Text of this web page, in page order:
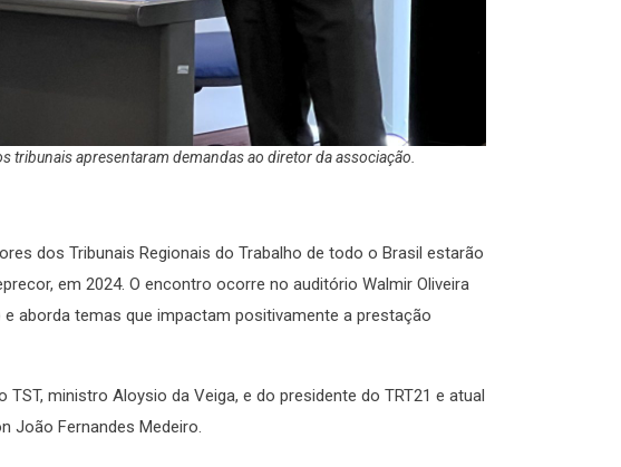
tribunais apresentaram demandas ao diretor da associação.
dos Tribunais Regionais do Trabalho de todo o Brasil estarão
em 2024. O encontro ocorre no auditório Walmir Oliveira
aborda temas que impactam positivamente a prestação
ministro Aloysio da Veiga, e do presidente do TRT21 e atual
João Fernandes Medeiro.